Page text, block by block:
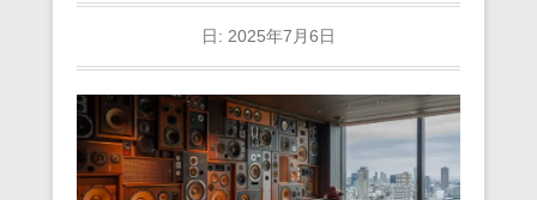
日: 2025年7月6日